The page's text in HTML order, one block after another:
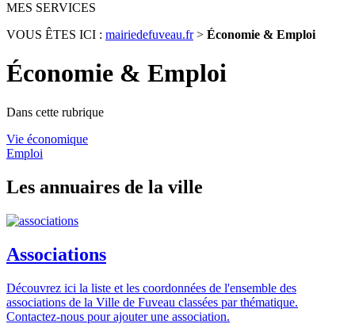
MES SERVICES
VOUS ÊTES ICI : mairiedefuveau.fr> Économie & Emploi
Économie & Emploi
Dans cette rubrique
Vie économique
Emploi
Les annuaires de la ville
Associations
Découvrez ici la liste et les coordonnées de l'ensemble des
associations de la Ville de Fuveau classées par thématique.
Contactez-nous pour ajouter une association.